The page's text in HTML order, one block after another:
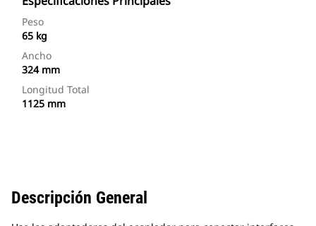
Peso
65 kg
Ancho
324 mm
Longitud Total
1125 mm
Descripción General